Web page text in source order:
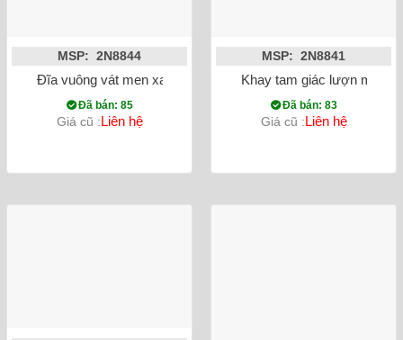
MSP: 2N8844
Đĩa vuông vát men xanh đá hỏa biến
Đã bán: 85
Giá cũ :Liên hệ
MSP: 2N8841
Khay tam giác lượn men
Đã bán: 83
Giá cũ :Liên hệ